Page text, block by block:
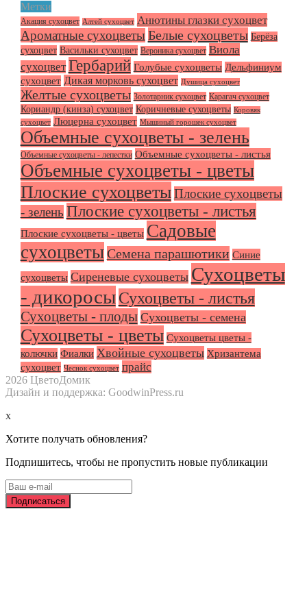
Метки
Акация сухоцвет Алтей сухоцвет Анютины глазки сухоцвет
Ароматные сухоцветы Белые сухоцветы Берёза
сухоцвет Васильки сухоцвет Вероника сухоцвет Виола
сухоцвет Гербарий Голубые сухоцветы Дельфиниум
сухоцвет Дикая морковь сухоцвет Душица сухоцвет
Желтые сухоцветы Золотарник сухоцвет Карагач сухоцвет
Кориандр (кинза) сухоцвет Коричневые сухоцветы Коровяк
сухоцвет Люцерна сухоцвет Мышиный горошек сухоцвет
Объемные сухоцветы - зелень
Объемные сухоцветы - лепестки Объемные сухоцветы - листья
Объемные сухоцветы - цветы
Плоские сухоцветы Плоские сухоцветы
- зелень Плоские сухоцветы - листья
Плоские сухоцветы - цветы Садовые
сухоцветы Семена парашютики Синие
сухоцветы Сиреневые сухоцветы Сухоцветы
- дикоросы Сухоцветы - листья
Сухоцветы - плоды Сухоцветы - семена
Сухоцветы - цветы Сухоцветы цветы -
колючки Фиалки Хвойные сухоцветы Хризантема
сухоцвет Чеснок сухоцвет прайс
2026 ЦветоДомик
Дизайн и поддержка: GoodwinPress.ru
x
Хотите получать обновления?
Подпишитесь, чтобы не пропустить новые публикации